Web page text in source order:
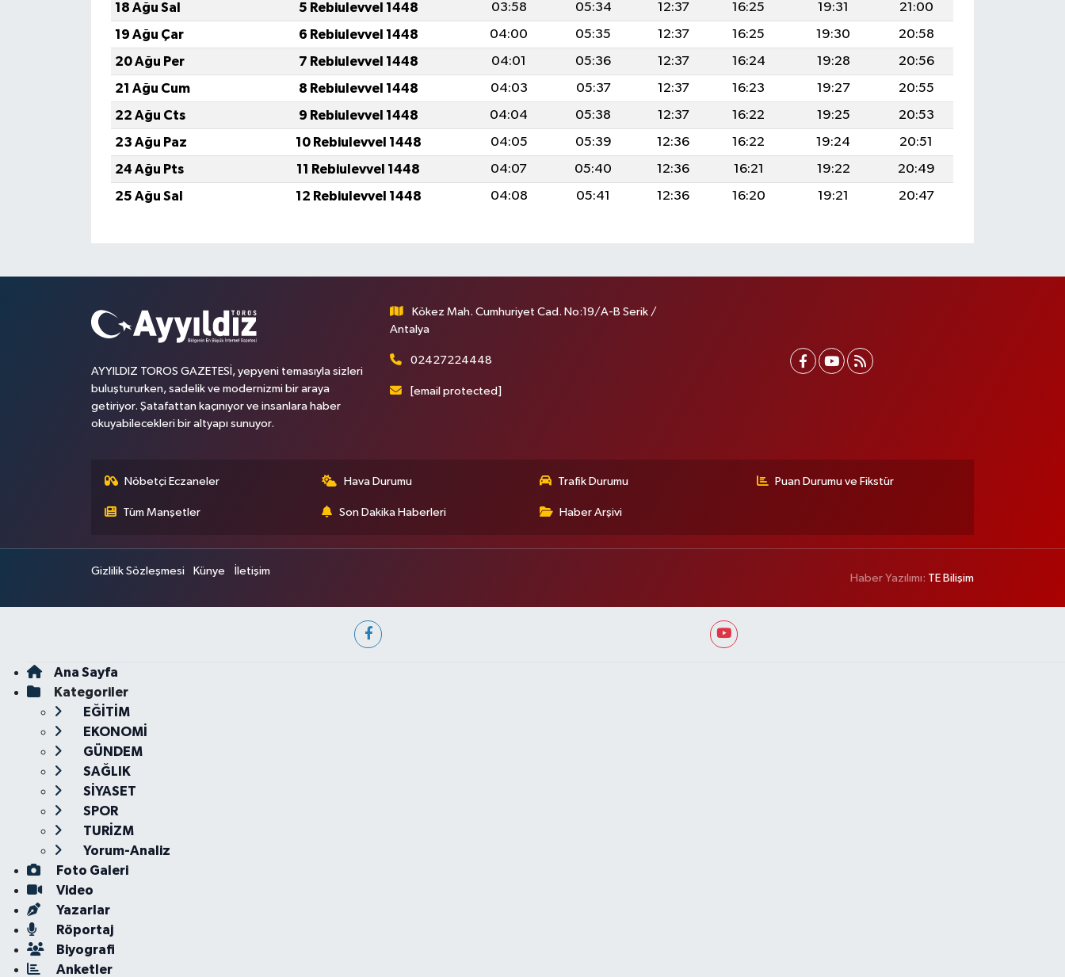
18 Ağu Sal
5 Rebiulevvel 1448 03:58 05:34 12:37 16:25 19:31
21:00
19 Ağu Çar
6 Rebiulevvel 1448 04:00 05:35 12:37 16:25 19:30
20:58
20 Ağu Per
7 Rebiulevvel 1448 04:01 05:36 12:37 16:24 19:28
20:56
21 Ağu Cum
8 Rebiulevvel 1448 04:03 05:37 12:37 16:23 19:27
20:55
22 Ağu Cts
9 Rebiulevvel 1448 04:04 05:38 12:37 16:22 19:25
20:53
23 Ağu Paz
10 Rebiulevvel 1448 04:05 05:39 12:36 16:22 19:24
20:51
24 Ağu Pts
11 Rebiulevvel 1448 04:07 05:40 12:36 16:21 19:22
20:49
25 Ağu Sal
12 Rebiulevvel 1448 04:08 05:41 12:36 16:20 19:21 20:47
AYYILDIZ TOROS GAZETESİ, yepyeni temasıyla sizleri
buluştururken, sadelik ve modernizmi bir araya
getiriyor. Şatafattan kaçınıyor ve insanlara haber
okuyabilecekleri bir altyapı sunuyor.
Kökez Mah. Cumhuriyet Cad. No:19/A-B Serik /
Antalya
02427224448
[email protected]
Nöbetçi Eczaneler Hava Durumu Trafik Durumu Puan Durumu ve Fikstür
Tüm Manşetler Son Dakika Haberleri Haber Arşivi
Gizlilik Sözleşmesi Künye İletişim
Haber Yazılımı: TE Bilişim
Ana Sayfa
Kategoriler
EĞİTİM
EKONOMİ
GÜNDEM
SAĞLIK
SİYASET
SPOR
TURİZM
Yorum-Analiz
Foto Galeri
Video
Yazarlar
Röportaj
Biyografi
Anketler